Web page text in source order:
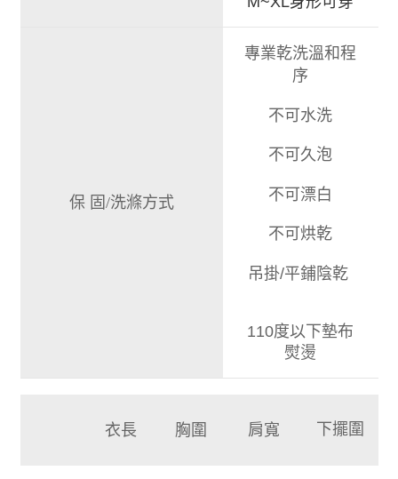
保 固/洗滌方式
專業乾洗溫和程
序
不可水洗
不可久泡
不可漂白
不可烘乾
吊掛/平鋪陰乾
110度以下墊布
熨燙
衣長 胸圍 肩寬 下擺圍